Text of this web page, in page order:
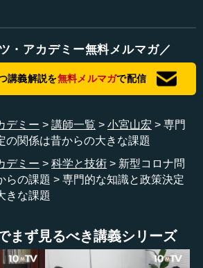
ばPCR検査に関しても、これまで
などに関係なく、正しいと思えばど
今いいと思うことをどんどんと進め
しながら前進するための必要条件だ
要なご指摘があったと思います。
ばならない状況です。こうしたアン
対していかにアジャイルに対応するか
・アカデミー無料メルマガ／
講義解説を無料メルマガで配信
デミー 講師一覧 小宮山宏
専門
の関係は昔からの大きな課題
デミー
科学と技術
新型コロナ問
らの課題
専門的な知識と政策決定
きな課題
まず見るべき講義シリーズ